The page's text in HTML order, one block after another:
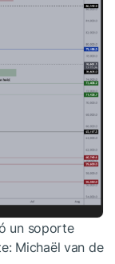
un soporte
Michaël van de